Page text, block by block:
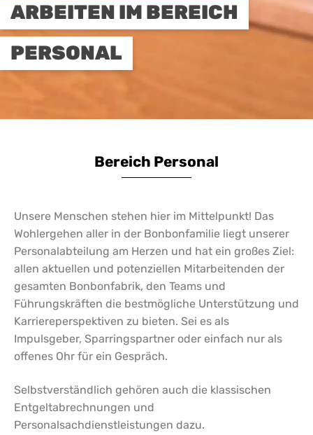
ARBEITEN IM BEREICH
PERSONAL
Bereich Personal
Unsere Menschen stehen hier im Mittelpunkt! Das
Wohlergehen aller in der Bonbonfamilie liegt unserer
Personalabteilung am Herzen und hat ein großes Ziel:
allen aktuellen und potenziellen Mitarbeitenden der
gesamten Bonbonfabrik, den Teams und
Führungskräften die bestmögliche Unterstützung und
Karriereperspektiven zu bieten. Sei es als
Impulsgeber, Sparringspartner oder einfach nur als
offenes Ohr für ein Gespräch.
Selbstverständlich gehören auch die klassischen
Entgeltabrechnungen und
Personalsachdienstleistungen dazu.